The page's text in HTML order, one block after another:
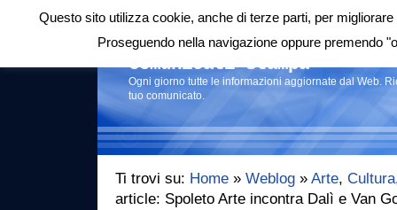
Login|RSS |
Comunicati stampa
Ogni giorno tutte le informazioni aggiornate dal Web.
tuo comunicato.
Ti trovi su: Home » Weblog » Arte, Cultura
article: Spoleto Arte incontra Dalì e Van
Questo sito utilizza cookie, anche di terze parti, per
Proseguendo nella navigazione oppure premendo